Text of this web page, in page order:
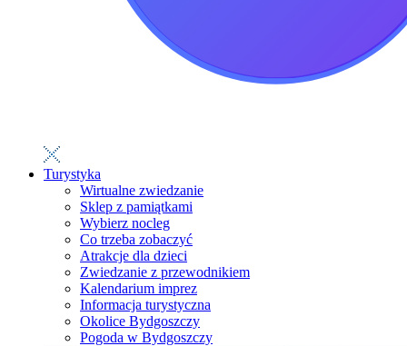
Turystyka
Wirtualne zwiedzanie
Sklep z pamiątkami
Wybierz nocleg
Co trzeba zobaczyć
Atrakcje dla dzieci
Zwiedzanie z przewodnikiem
Kalendarium imprez
Informacja turystyczna
Okolice Bydgoszczy
Pogoda w Bydgoszczy